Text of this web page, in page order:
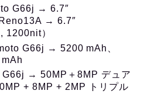
G66j → 6.7″
→ 6.7″
1200nit）
G66j → 5200 mAh、
G66j → 50MP＋8MP デュア
+ 8MP + 2MP トリプル